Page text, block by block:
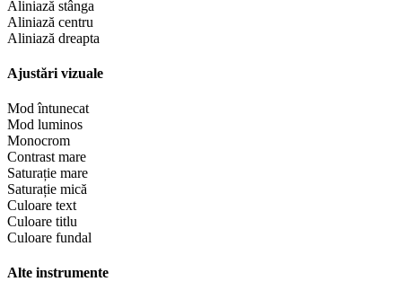
Aliniază stânga
Aliniază centru
Aliniază dreapta
Ajustări vizuale
Mod întunecat
Mod luminos
Monocrom
Contrast mare
Saturație mare
Saturație mică
Culoare text
Culoare titlu
Culoare fundal
Alte instrumente